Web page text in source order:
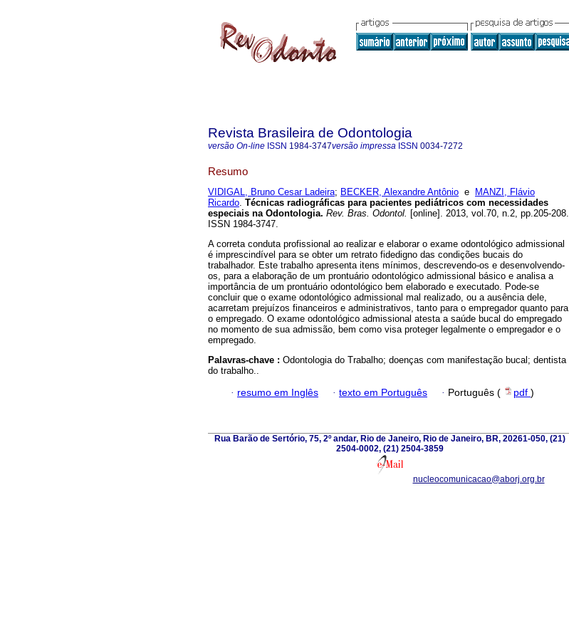
Revista Brasileira de Odontologia
versão On-line ISSN 1984-3747versão impressa ISSN 0034-7272
Resumo
VIDIGAL, Bruno Cesar Ladeira; BECKER, Alexandre Antônio e
MANZI, Flávio
Ricardo. Técnicas radiográficas para pacientes pediátricos com necessidades
especiais na Odontologia. Rev. Bras. Odontol. [online]. 2013, vol.70, n.2, pp.205-208.
ISSN 1984-3747.
A correta conduta profissional ao realizar e elaborar o exame odontológico admissional
é imprescindível para se obter um retrato fidedigno das condições bucais do
trabalhador. Este trabalho apresenta itens mínimos, descrevendo-os e desenvolvendo-
os, para a elaboração de um prontuário odontológico admissional básico e analisa a
importância de um prontuário odontológico bem elaborado e executado. Pode-se
concluir que o exame odontológico admissional mal realizado, ou a ausência dele,
acarretam prejuízos financeiros e administrativos, tanto para o empregador quanto para
o empregado. O exame odontológico admissional atesta a saúde bucal do empregado
no momento de sua admissão, bem como visa proteger legalmente o empregador e o
empregado.
Palavras-chave : Odontologia do Trabalho; doenças com manifestação bucal; dentista
do trabalho..
· resumo em Inglês · texto em Português · Português ( pdf )
Rua Barão de Sertório, 75, 2º andar, Rio de Janeiro, Rio de Janeiro, BR, 20261-050, (21)
2504-0002, (21) 2504-3859
nucleocomunicacao@aborj.org.br